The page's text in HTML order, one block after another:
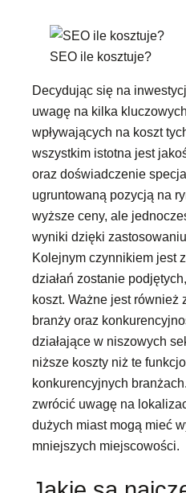
SEO ile kosztuje?
Decydując się na
uwagę na kilka
wpływających na koszt
wszystkim istotna jest
oraz doświadczenie
ugruntowaną pozycją na
wyższe ceny, ale
wyniki dzięki
Kolejnym czynnikiem jest
działań zostanie
koszt. Ważne jest również
branży oraz
działające w niszowych
niższe koszty niż te
konkurencyjnych
zwrócić uwagę na
dużych miast mogą mieć
mniejszych miejscowości.